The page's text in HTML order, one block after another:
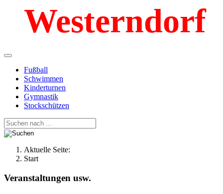
Westerndorf
Fußball
Schwimmen
Kinderturnen
Gymnastik
Stockschützen
Aktuelle Seite:
Start
Veranstaltungen usw.